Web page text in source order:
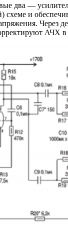
два —
и
Через
АЧХ в